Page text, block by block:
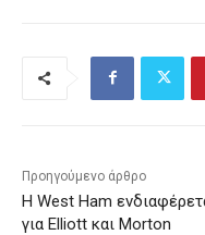
Προηγούμενο άρθρο
Η West Ham
για Elliott και Morton